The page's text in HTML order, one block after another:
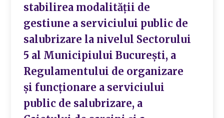
stabilirea modalității de
gestiune a serviciului public de
salubrizare la nivelul Sectorului
5 al Municipiului București, a
Regulamentului de organizare
și funcționare a serviciului
public de salubrizare, a